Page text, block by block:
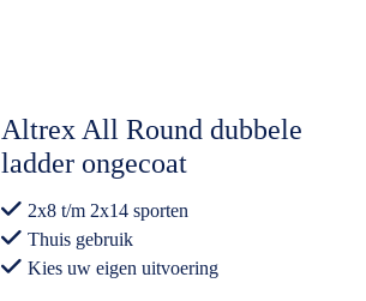
Altrex All Round dubbele
ladder ongecoat
2x8 t/m 2x14 sporten
Thuis gebruik
Kies uw eigen uitvoering